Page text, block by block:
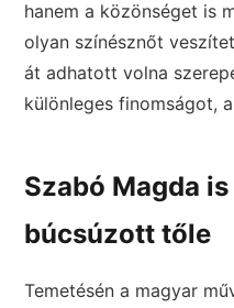
hanem a közönséget is
olyan színésznőt
át adhatott volna
különleges finomságot,
Szabó Magda
búcsúzott tőle
Temetésén a magyar